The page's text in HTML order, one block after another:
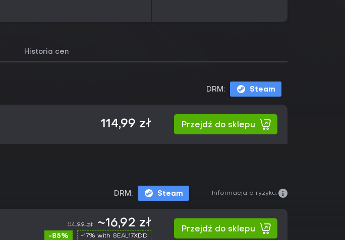
Historia cen
DRM: Steam
114,99 zł Przejdź do sklepu
DRM: Steam Informacja o ryzyku:
114,99 zł ~16,92 zł
-85% -17% with SEAL17XDD
Przejdź do sklepu